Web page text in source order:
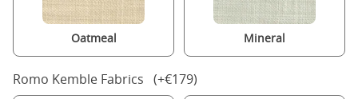
Oatmeal Mineral
Romo Kemble Fabrics (+€179)